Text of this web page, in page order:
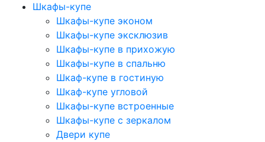
Шкафы-купе
Шкафы-купе эконом
Шкафы-купе эксклюзив
Шкафы-купе в прихожую
Шкафы-купе в спальню
Шкаф-купе в гостиную
Шкаф-купе угловой
Шкафы-купе встроенные
Шкафы-купе с зеркалом
Двери купе